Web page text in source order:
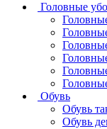
Головные
Обувь
Обувь
Обувь